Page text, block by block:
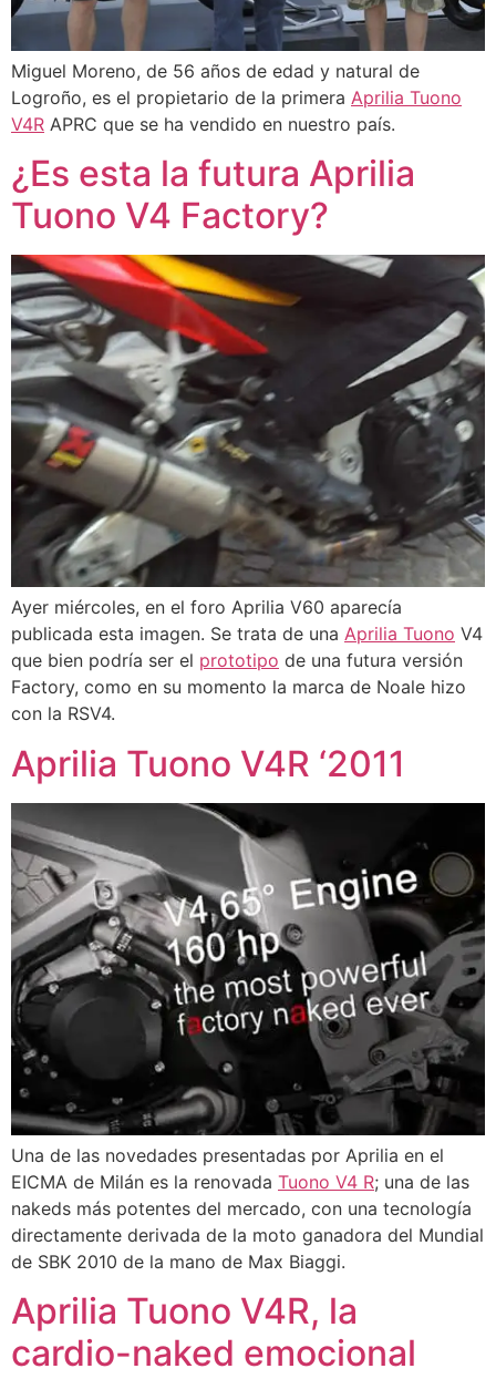
Miguel Moreno, de 56 años de edad y natural de
Logroño, es el propietario de la primera Aprilia Tuono
V4R APRC que se ha vendido en nuestro país.
¿Es esta la futura Aprilia
Tuono V4 Factory?
Ayer miércoles, en el foro Aprilia V60 aparecía
publicada esta imagen. Se trata de una Aprilia Tuono V4
que bien podría ser el prototipo de una futura versión
Factory, como en su momento la marca de Noale hizo
con la RSV4.
Aprilia Tuono V4R ‘2011
Una de las novedades presentadas por Aprilia en el
EICMA de Milán es la renovada Tuono V4 R; una de las
nakeds más potentes del mercado, con una tecnología
directamente derivada de la moto ganadora del Mundial
de SBK 2010 de la mano de Max Biaggi.
Aprilia Tuono V4R, la
cardio-naked emocional